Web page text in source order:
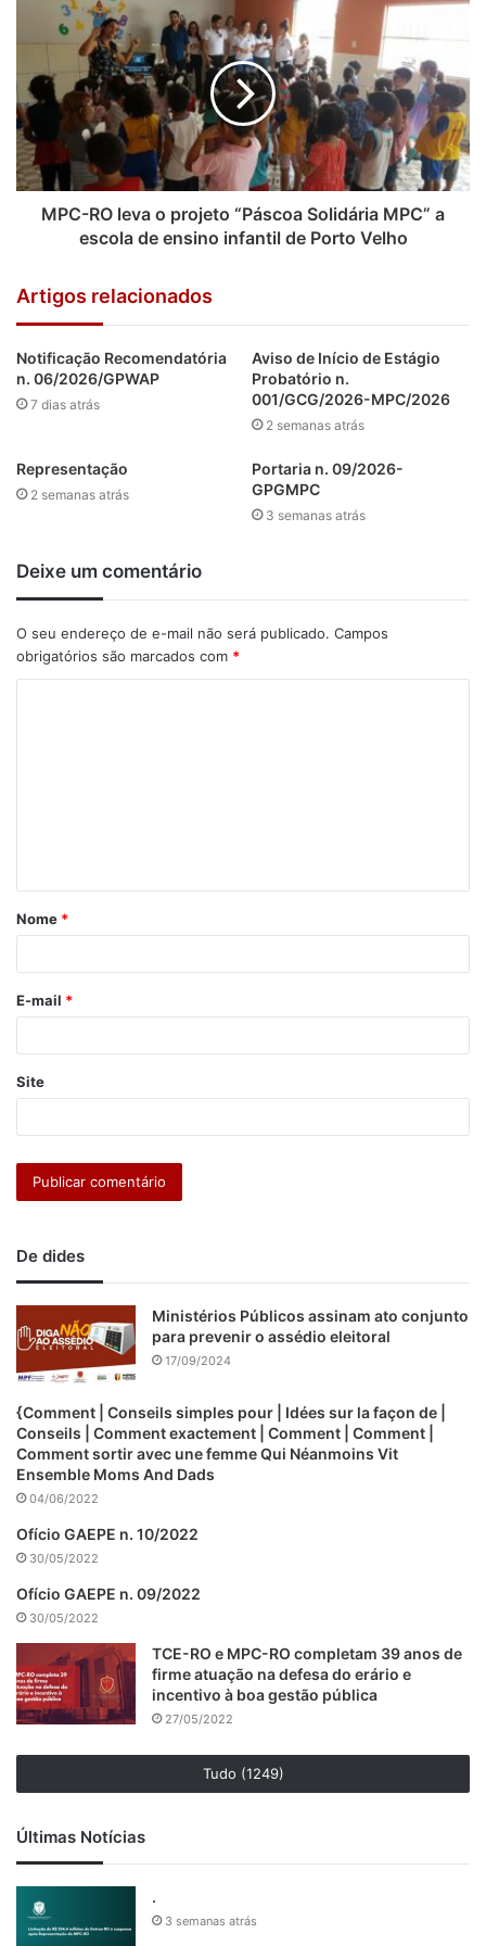
O projeto está alinhado ao Plano Estratégico do MPC
2016/2020, que, entre outras ações, abrange a elaboração
de atividades sociais com o intuito de auxiliar uma parcela
necessitada da sociedade local.
MPC-RO leva o projeto “Páscoa Solidária MPC” a
escola de ensino infantil de Porto Velho
Artigos relacionados
Notificação Recomendatória
n. 06/2026/GPWAP
7 dias atrás
Aviso de Início de Estágio
Probatório n.
001/GCG/2026-MPC/2026
2 semanas atrás
Representação
2 semanas atrás
Portaria n. 09/2026-
GPGMPC
3 semanas atrás
Deixe um comentário
O seu endereço de e-mail não será publicado. Campos
obrigatórios são marcados com *
á
r
*
Nome *
E-mail *
Site
De dides
Ministérios Públicos assinam ato conjunto
para prevenir o assédio eleitoral
17/09/2024
{Comment | Conseils simples pour | Idées sur la façon de |
Conseils | Comment exactement | Comment | Comment |
Comment sortir avec une femme Qui Néanmoins Vit
Ensemble Moms And Dads
04/06/2022
Ofício GAEPE n. 10/2022
30/05/2022
Ofício GAEPE n. 09/2022
30/05/2022
TCE-RO e MPC-RO completam 39 anos de
firme atuação na defesa do erário e
incentivo à boa gestão pública
27/05/2022
Tudo (1249)
Últimas Notícias
.
3 semanas atrás